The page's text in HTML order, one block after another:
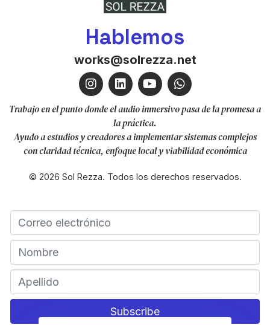
Hablemos
works@solrezza.net
Trabajo en el punto donde el audio inmersivo pasa de la promesa a
la práctica.
Ayudo a estudios y creadores a implementar sistemas complejos
con claridad técnica, enfoque local y viabilidad económica
© 2026 Sol Rezza. Todos los derechos reservados.